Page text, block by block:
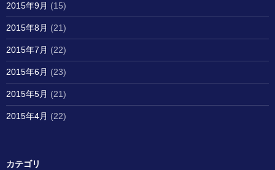
2015年9月 (15)
2015年8月 (21)
2015年7月 (22)
2015年6月 (23)
2015年5月 (21)
2015年4月 (22)
カテゴリ